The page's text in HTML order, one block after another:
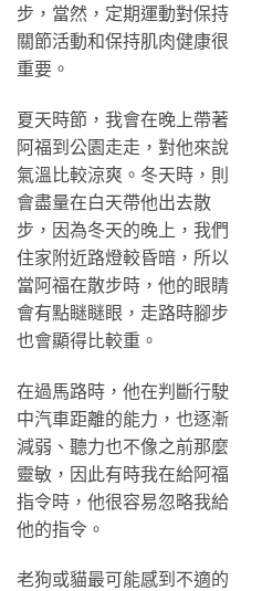
步，當然，定期運動對保持
關節活動和保持肌肉健康很
重要。
夏天時節，我會在晚上帶著
阿福到公園走走，對他來說
氣溫比較涼爽。冬天時，則
會盡量在白天帶他出去散
步，因為冬天的晚上，我們
住家附近路燈較昏暗，所以
當阿福在散步時，他的眼睛
會有點瞇瞇眼，走路時腳步
也會顯得比較重。
在過馬路時，他在判斷行駛
中汽車距離的能力，也逐漸
減弱、聽力也不像之前那麼
靈敏，因此有時我在給阿福
指令時，他很容易忽略我給
他的指令。
老狗或貓最可能感到不適的